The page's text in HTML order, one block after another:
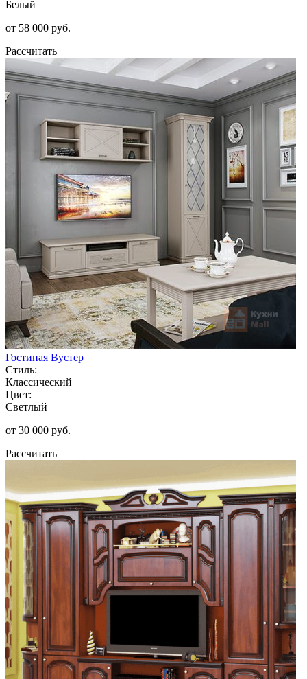
Белый
от 58 000 руб.
Рассчитать
Гостиная Вустер
Стиль:
Классический
Цвет:
Светлый
от 30 000 руб.
Рассчитать